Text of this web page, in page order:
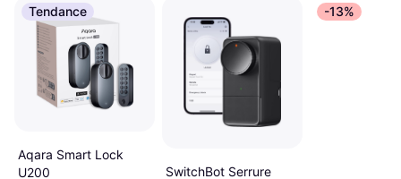
Tendance
Aqara Smart Lock
U200
SwitchBot Serrure
-13%